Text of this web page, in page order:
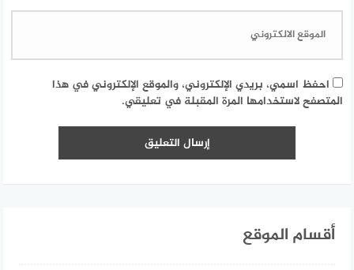
احفظ اسمي، بريدي الإلكتروني، والموقع الإلكتروني في هذا
المتصفح لاستخدامها المرة المقبلة في تعليقي.
أقسام الموقع